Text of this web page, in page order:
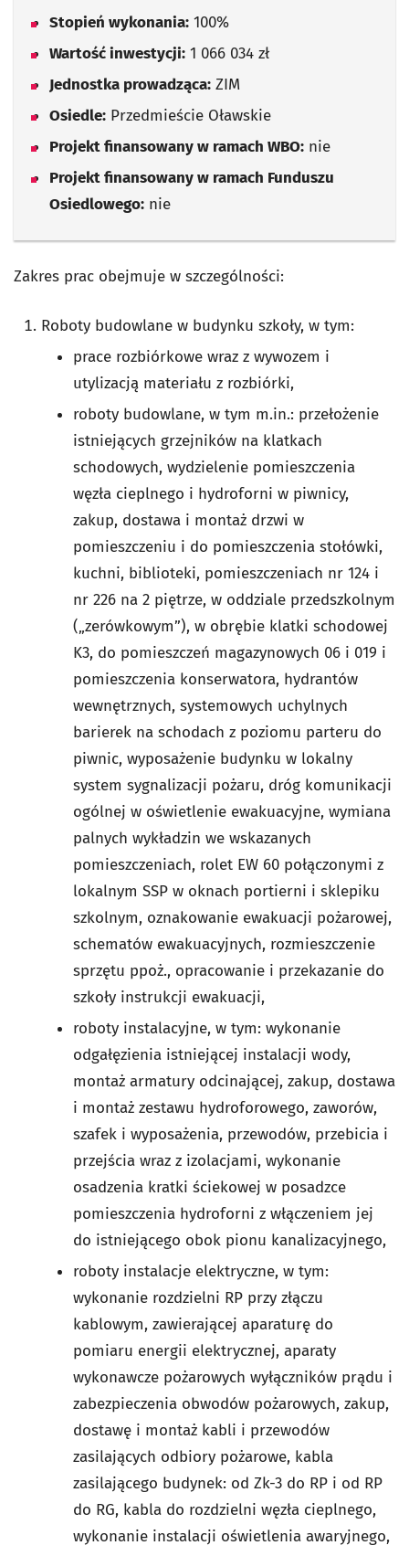
Stopień wykonania: 100%
Wartość inwestycji: 1 066 034 zł
Jednostka prowadząca: ZIM
Osiedle: Przedmieście Oławskie
Projekt finansowany w ramach WBO: nie
Projekt finansowany w ramach Funduszu
Osiedlowego: nie
Zakres prac obejmuje w szczególności:
Roboty budowlane w budynku szkoły, w tym:
prace rozbiórkowe wraz z wywozem i
utylizacją materiału z rozbiórki,
roboty budowlane, w tym m.in.: przełożenie
istniejących grzejników na klatkach
schodowych, wydzielenie pomieszczenia
węzła cieplnego i hydroforni w piwnicy,
zakup, dostawa i montaż drzwi w
pomieszczeniu i do pomieszczenia stołówki,
kuchni, biblioteki, pomieszczeniach nr 124 i
nr 226 na 2 piętrze, w oddziale przedszkolnym
(„zerówkowym”), w obrębie klatki schodowej
K3, do pomieszczeń magazynowych 06 i 019 i
pomieszczenia konserwatora, hydrantów
wewnętrznych, systemowych uchylnych
barierek na schodach z poziomu parteru do
piwnic, wyposażenie budynku w lokalny
system sygnalizacji pożaru, dróg komunikacji
ogólnej w oświetlenie ewakuacyjne, wymiana
palnych wykładzin we wskazanych
pomieszczeniach, rolet EW 60 połączonymi z
lokalnym SSP w oknach portierni i sklepiku
szkolnym, oznakowanie ewakuacji pożarowej,
schematów ewakuacyjnych, rozmieszczenie
sprzętu ppoż., opracowanie i przekazanie do
szkoły instrukcji ewakuacji,
roboty instalacyjne, w tym: wykonanie
odgałęzienia istniejącej instalacji wody,
montaż armatury odcinającej, zakup, dostawa
i montaż zestawu hydroforowego, zaworów,
szafek i wyposażenia, przewodów, przebicia i
przejścia wraz z izolacjami, wykonanie
osadzenia kratki ściekowej w posadzce
pomieszczenia hydroforni z włączeniem jej
do istniejącego obok pionu kanalizacyjnego,
roboty instalacje elektryczne, w tym:
wykonanie rozdzielni RP przy złączu
kablowym, zawierającej aparaturę do
pomiaru energii elektrycznej, aparaty
wykonawcze pożarowych wyłączników prądu i
zabezpieczenia obwodów pożarowych, zakup,
dostawę i montaż kabli i przewodów
zasilających odbiory pożarowe, kabla
zasilającego budynek: od Zk-3 do RP i od RP
do RG, kabla do rozdzielni węzła cieplnego,
wykonanie instalacji oświetlenia awaryjnego,